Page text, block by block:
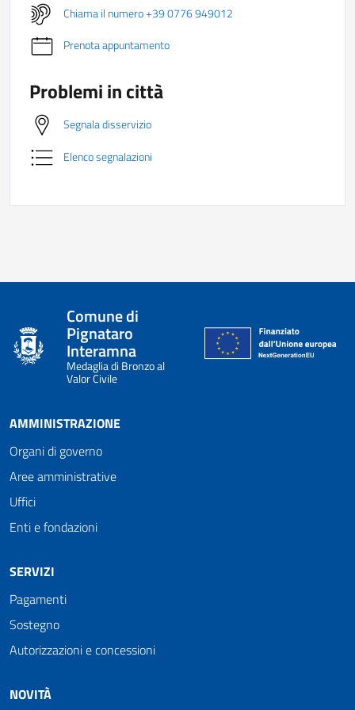
Chiama il numero +39 0776 949012
Prenota appuntamento
Problemi in città
Segnala disservizio
Elenco segnalazioni
Comune di
Pignataro
Interamna
Medaglia di Bronzo al
Valor Civile
AMMINISTRAZIONE
Organi di governo
Aree amministrative
Uffici
Enti e fondazioni
SERVIZI
Pagamenti
Sostegno
Autorizzazioni e concessioni
NOVITÀ